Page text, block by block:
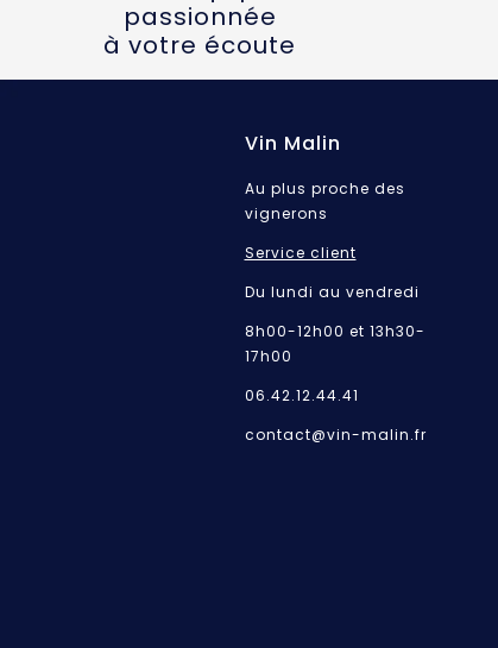
passionnée
à votre écoute
Vin Malin
Au plus proche des
vignerons
Service client
Du lundi au vendredi
8h00-12h00 et 13h30-
17h00
06.42.12.44.41
contact@vin-malin.fr